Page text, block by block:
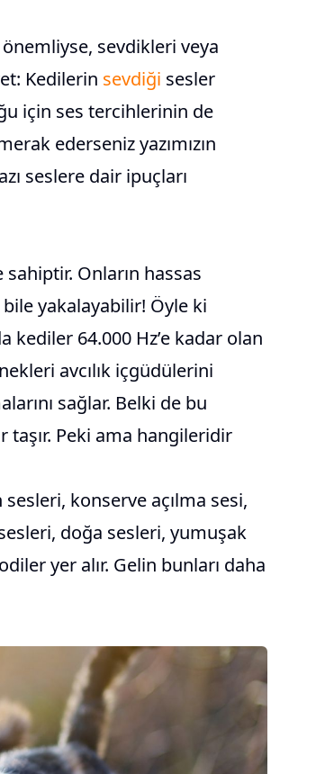
sevdikleri veya
Kedilerin sevdiği sesler
için ses tercihlerinin de
ederseniz yazımızın
seslere dair ipuçları
Onların hassas
yakalayabilir! Öyle ki
kediler 64.000 Hz’e kadar olan
avcılık içgüdülerini
sağlar. Belki de bu
taşır. Peki ama hangileridir
konserve açılma sesi,
doğa sesleri, yumuşak
yer alır. Gelin bunları daha